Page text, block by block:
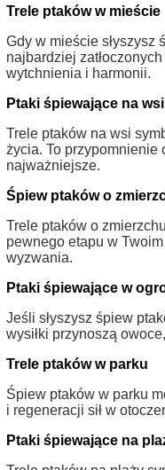
Trele ptaków w mieście
Gdy w mieście słyszysz
najbardziej
wytchnienia i harmonii.
Ptaki śpiewające na wsi
Trele ptaków na wsi
życia. To przypomnienie
najważniejsze.
Śpiew ptaków o
Trele ptaków o
pewnego etapu w
wyzwania.
Ptaki śpiewające w
Jeśli słyszysz śpiew
wysiłki przynoszą
Trele ptaków w parku
Śpiew ptaków w parku
i regeneracji sił w
Ptaki śpiewające na